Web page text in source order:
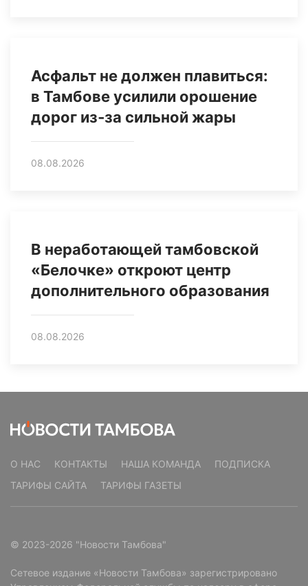
Асфальт не должен плавиться:
в Тамбове усилили орошение
дорог из‑за сильной жары
08.08.2026
В неработающей тамбовской
«Белочке» откроют центр
дополнительного образования
08.08.2026
О НАС КОНТАКТЫ НАША КОМАНДА
ПОДПИСКА
ТАРИФЫ САЙТА
ТАРИФЫ ГАЗЕТЫ
© 2023-2026 "Новости Тамбова"
Сетевое издание «Новости Тамбова» зарегистрировано